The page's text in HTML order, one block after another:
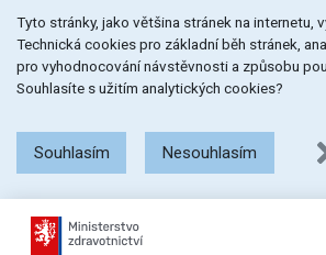
na
menu
na
obsah
na
patičku
stránky
Tyto stránky, jako většina stránek na internetu,
Technická cookies pro základní běh stránek,
pro vyhodnocování návstěvnosti a způsobu
Souhlasíte s užitím analytických cookies?
Souhlasím Nesouhlasím